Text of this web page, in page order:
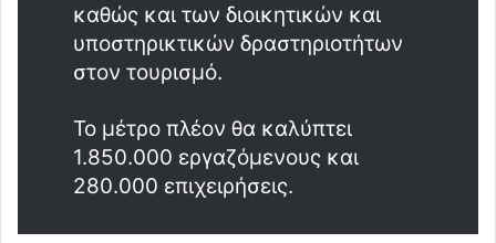
καθώς και των διοικητικών και
υποστηρικτικών δραστηριοτήτων
στον τουρισμό.
Το μέτρο πλέον θα καλύπτει
1.850.000 εργαζόμενους και
280.000 επιχειρήσεις.